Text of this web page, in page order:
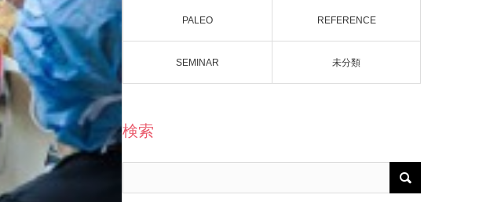
PALEO REFERENCE
SEMINAR 未分類
検索